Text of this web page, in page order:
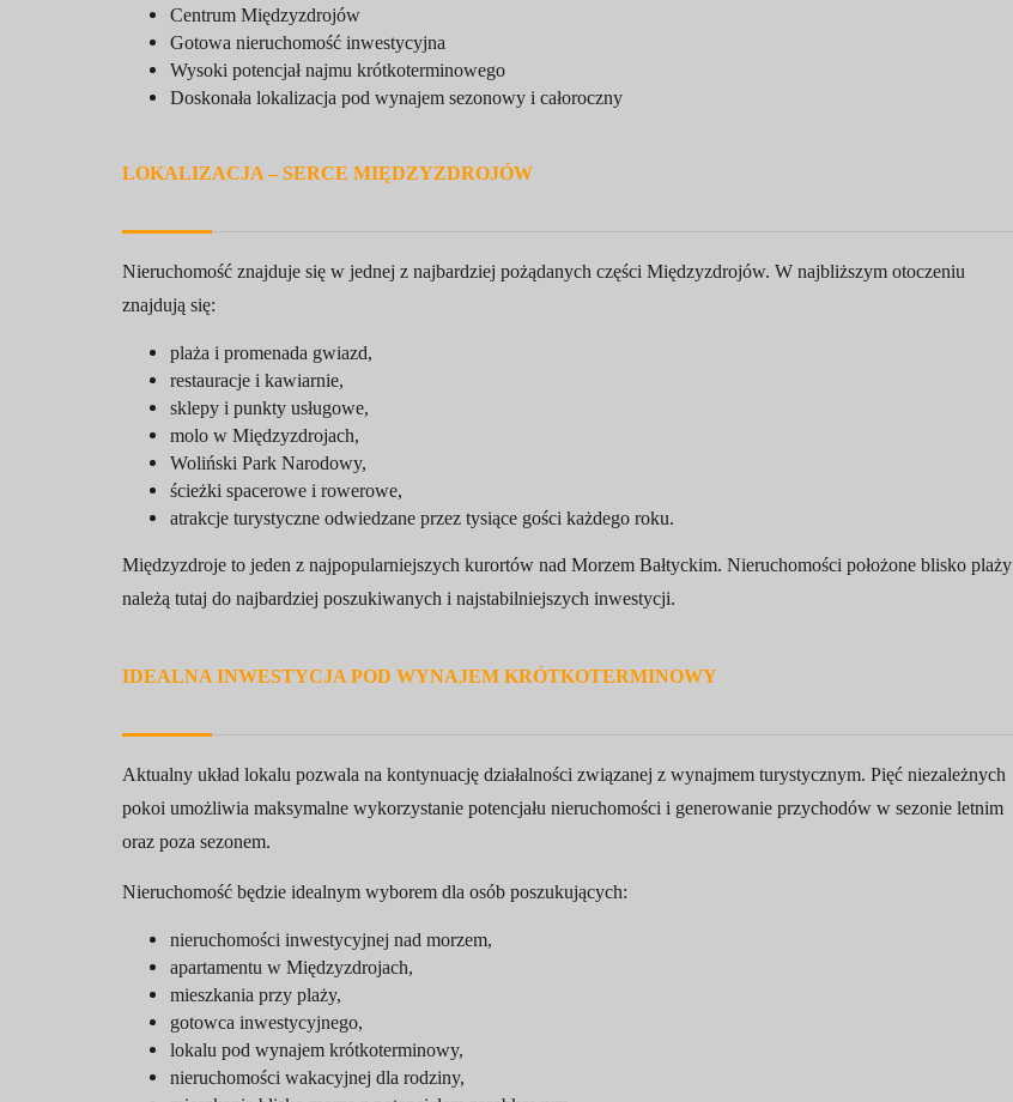
Centrum Międzyzdrojów
Gotowa nieruchomość inwestycyjna
Wysoki potencjał najmu krótkoterminowego
Doskonała lokalizacja pod wynajem sezonowy i całoroczny
LOKALIZACJA – SERCE MIĘDZYZDROJÓW
Nieruchomość znajduje się w jednej z najbardziej pożądanych części Międzyzdrojów. W najbliższym otoczeniu
znajdują się:
plaża i promenada gwiazd,
restauracje i kawiarnie,
sklepy i punkty usługowe,
molo w Międzyzdrojach,
Woliński Park Narodowy,
ścieżki spacerowe i rowerowe,
atrakcje turystyczne odwiedzane przez tysiące gości każdego roku.
Międzyzdroje to jeden z najpopularniejszych kurortów nad Morzem Bałtyckim. Nieruchomości położone blisko plaży
należą tutaj do najbardziej poszukiwanych i najstabilniejszych inwestycji.
IDEALNA INWESTYCJA POD WYNAJEM KRÓTKOTERMINOWY
Aktualny układ lokalu pozwala na kontynuację działalności związanej z wynajmem turystycznym. Pięć niezależnych
pokoi umożliwia maksymalne wykorzystanie potencjału nieruchomości i generowanie przychodów w sezonie letnim
oraz poza sezonem.
Nieruchomość będzie idealnym wyborem dla osób poszukujących:
nieruchomości inwestycyjnej nad morzem,
apartamentu w Międzyzdrojach,
mieszkania przy plaży,
gotowca inwestycyjnego,
lokalu pod wynajem krótkoterminowy,
nieruchomości wakacyjnej dla rodziny,